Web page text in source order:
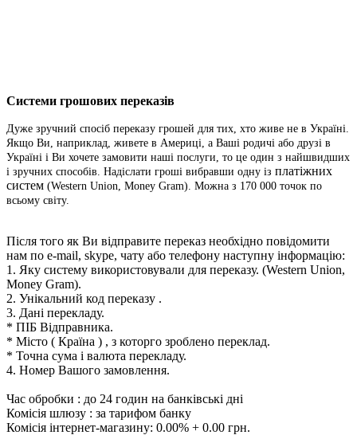
Системи грошових переказів
Дуже зручний спосіб переказу грошей для тих, хто живе не в Україні.
Якщо Ви, наприклад, живете в Америці, а Ваші родичі або друзі в
Україні і Ви хочете замовити наші послуги, то це один з найшвидших
і зручних способів. Надіслати гроші вибравши одну із платіжних
систем (Western Union, Money Gram). Можна з 170 000 точок по
всьому світу.
Після того як Ви відправите переказ необхідно повідомити
нам по e-mail, skype, чату або телефону наступну інформацію:
1. Яку систему використовували для переказу. (Western Union,
Money Gram).
2. Унікальний код переказу .
3. Дані перекладу.
* ПІБ Відправника.
* Місто ( Країна ) , з которго зроблено переклад.
* Точна сума і валюта перекладу.
4. Номер Вашого замовлення.
Час обробки : до 24 годин на банківські дні
Комісія шлюзу : за тарифом банку
Комісія інтернет-магазину: 0.00% + 0.00 грн.